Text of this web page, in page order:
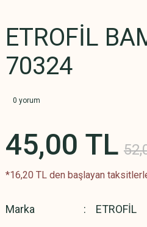
ETROFİL
70324
0 yorum
45,00 TL
*16,20 TL den başlayan
Marka ETROFİL